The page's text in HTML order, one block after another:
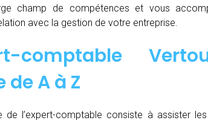
champ de compétences et vous
avec la gestion de votre entreprise.
comptable
deA à Z
de l’expert-comptable consiste à assister les